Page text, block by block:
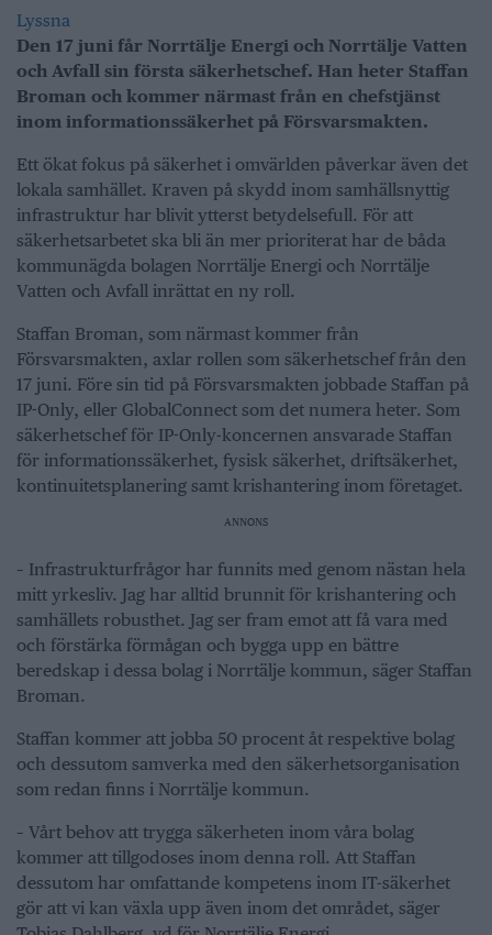
Lyssna
Den 17 juni får Norrtälje Energi och Norrtälje Vatten
och Avfall sin första säkerhetschef. Han heter Staffan
Broman och kommer närmast från en chefstjänst
inom informationssäkerhet på Försvarsmakten.
Ett ökat fokus på säkerhet i omvärlden påverkar även det
lokala samhället. Kraven på skydd inom samhällsnyttig
infrastruktur har blivit ytterst betydelsefull. För att
säkerhetsarbetet ska bli än mer prioriterat har de båda
kommunägda bolagen Norrtälje Energi och Norrtälje
Vatten och Avfall inrättat en ny roll.
Staffan Broman, som närmast kommer från
Försvarsmakten, axlar rollen som säkerhetschef från den
17 juni. Före sin tid på Försvarsmakten jobbade Staffan på
IP-Only, eller GlobalConnect som det numera heter. Som
säkerhetschef för IP-Only-koncernen ansvarade Staffan
för informationssäkerhet, fysisk säkerhet, driftsäkerhet,
kontinuitetsplanering samt krishantering inom företaget.
ANNONS
– Infrastrukturfrågor har funnits med genom nästan hela
mitt yrkesliv. Jag har alltid brunnit för krishantering och
samhällets robusthet. Jag ser fram emot att få vara med
och förstärka förmågan och bygga upp en bättre
beredskap i dessa bolag i Norrtälje kommun, säger Staffan
Broman.
Staffan kommer att jobba 50 procent åt respektive bolag
och dessutom samverka med den säkerhetsorganisation
som redan finns i Norrtälje kommun.
– Vårt behov att trygga säkerheten inom våra bolag
kommer att tillgodoses inom denna roll. Att Staffan
dessutom har omfattande kompetens inom IT-säkerhet
gör att vi kan växla upp även inom det området, säger